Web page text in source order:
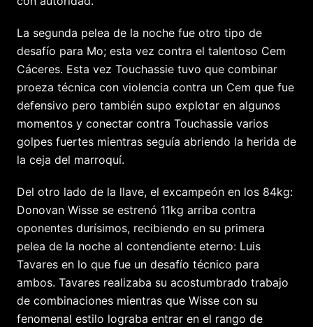
La segunda pelea de la noche fue otro tipo de
desafío para Mo; esta vez contra el talentoso Cem
Cáceres. Esta vez Touchassie tuvo que combinar
proeza técnica con violencia contra un Cem que fue
defensivo pero también supo explotar en algunos
momentos y conectar contra Touchassie varios
golpes fuertes mientras seguía abriendo la herida de
la ceja del marroquí.
Del otro lado de la llave, el excampeón en los 84kg:
Donovan Wisse se estrenó 11kg arriba contra
oponentes durísimos, recibiendo en su primera
pelea de la noche al contendiente eterno: Luis
Tavares en lo que fue un desafío técnico para
ambos. Tavares realizaba su acostumbrado trabajo
de combinaciones mientras que Wisse con su
fenomenal estilo lograba entrar en el rango de